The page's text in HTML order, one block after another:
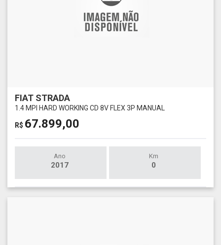
FIAT STRADA
1.4 MPI HARD WORKING CD 8V FLEX 3P MANUAL
R$ 67.899,00
Ano
2017
Km
0